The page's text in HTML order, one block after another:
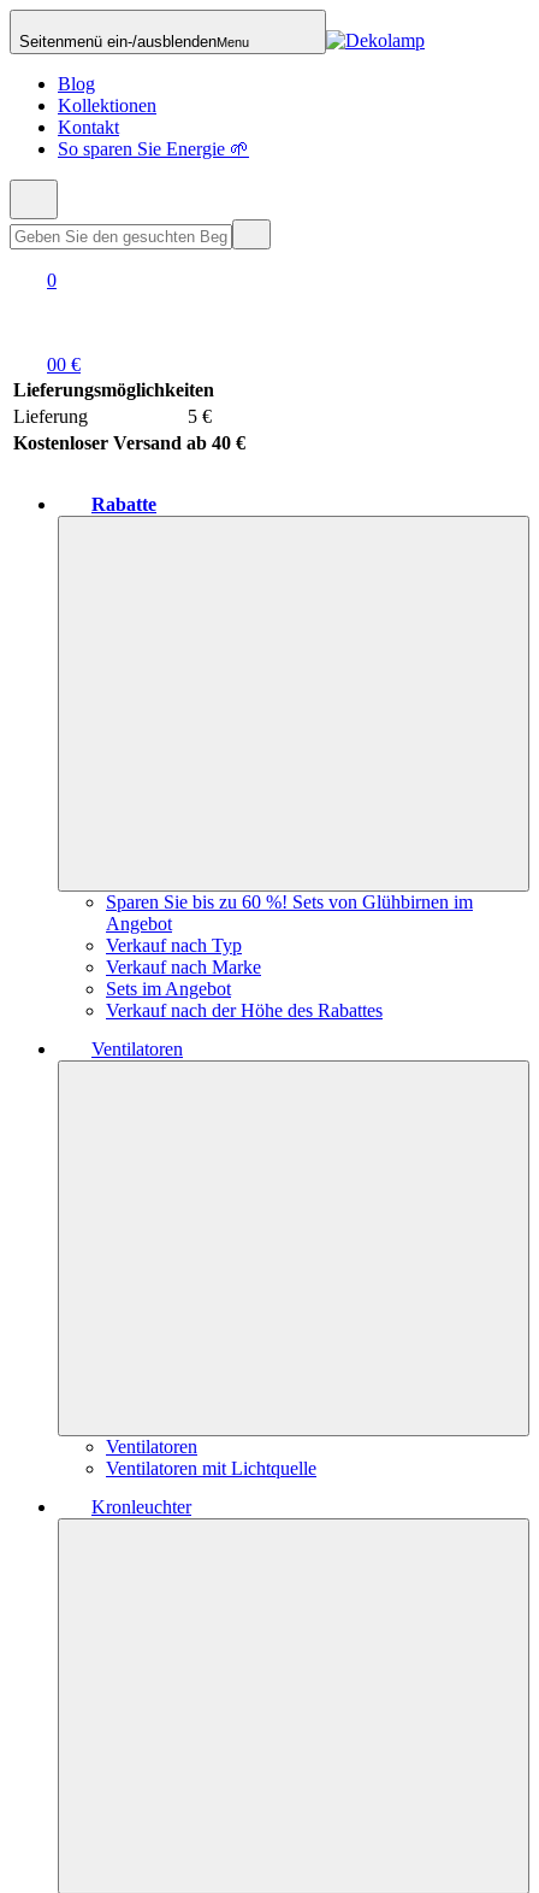
Seitenmenü ein-/ausblendenMenu
Blog
Kollektionen
Kontakt
So sparen Sie Energie 🌱
0
00 €
Lieferungsmöglichkeiten
Lieferung
5 €
Kostenloser Versand ab 40 €
Rabatte
Sparen Sie bis zu 60 %! Sets von Glühbirnen im
Angebot
Verkauf nach Typ
Verkauf nach Marke
Sets im Angebot
Verkauf nach der Höhe des Rabattes
Ventilatoren
Ventilatoren
Ventilatoren mit Lichtquelle
Kronleuchter